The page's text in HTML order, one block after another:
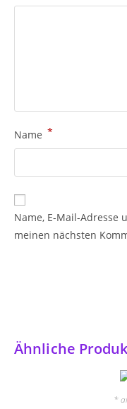
Name *
Name, E-Mail-Adresse
meinen nächsten
Ähnliche
*